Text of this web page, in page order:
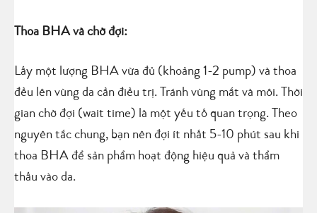
Thoa BHA và chờ đợi:
Lấy một lượng BHA vừa đủ (khoảng 1-2 pump) và thoa
đều lên vùng da cần điều trị. Tránh vùng mắt và môi. Thời
gian chờ đợi (wait time) là một yếu tố quan trọng. Theo
nguyên tắc chung, bạn nên đợi ít nhất 5-10 phút sau khi
thoa BHA để sản phẩm hoạt động hiệu quả và thẩm
thấu vào da.